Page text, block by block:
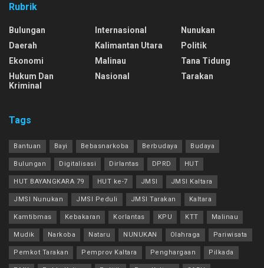
Rubrik
Bulungan
Daerah
Ekonomi
Hukum Dan
Kriminal
Internasional
Kalimantan Utara
Malinau
Nasional
Nunukan
Politik
Tana Tidung
Tarakan
Tags
Bantuan Bayi Bebasnarkoba Berbudaya Budaya
Bulungan Digitalisasi Dirlantas DPRD HUT
HUT BAYANGKARA 79 HUT ke-7 JMSI JMSI Kaltara
JMSI Nunukan JMSI Peduli JMSI Tarakan Kaltara
Kamtibmas Kebakaran Korlantas KPU KTT Malinau
Mudik Narkoba Nataru NUNUKAN Olahraga Pariwisata
Pemkot Tarakan Pemprov Kaltara Penghargaan Pilkada